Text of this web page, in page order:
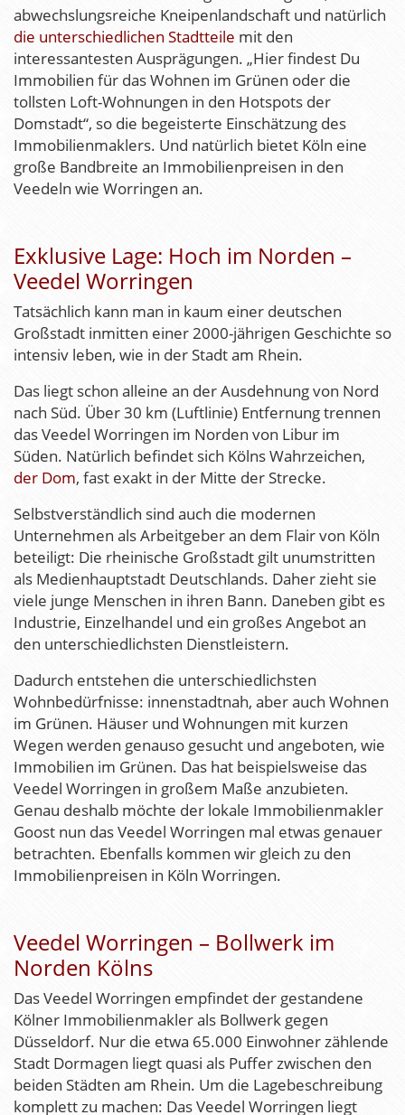
abwechslungsreiche Kneipenlandschaft und natürlich
die unterschiedlichen Stadtteile mit den
interessantesten Ausprägungen. „Hier findest Du
Immobilien für das Wohnen im Grünen oder die
tollsten Loft-Wohnungen in den Hotspots der
Domstadt“, so die begeisterte Einschätzung des
Immobilienmaklers. Und natürlich bietet Köln eine
große Bandbreite an Immobilienpreisen in den
Veedeln wie Worringen an.
Exklusive Lage: Hoch im Norden –
Veedel Worringen
Tatsächlich kann man in kaum einer deutschen
Großstadt inmitten einer 2000-jährigen Geschichte so
intensiv leben, wie in der Stadt am Rhein.
Das liegt schon alleine an der Ausdehnung von Nord
nach Süd. Über 30 km (Luftlinie) Entfernung trennen
das Veedel Worringen im Norden von Libur im
Süden. Natürlich befindet sich Kölns Wahrzeichen,
der Dom, fast exakt in der Mitte der Strecke.
Selbstverständlich sind auch die modernen
Unternehmen als Arbeitgeber an dem Flair von Köln
beteiligt: Die rheinische Großstadt gilt unumstritten
als Medienhauptstadt Deutschlands. Daher zieht sie
viele junge Menschen in ihren Bann. Daneben gibt es
Industrie, Einzelhandel und ein großes Angebot an
den unterschiedlichsten Dienstleistern.
Dadurch entstehen die unterschiedlichsten
Wohnbedürfnisse: innenstadtnah, aber auch Wohnen
im Grünen. Häuser und Wohnungen mit kurzen
Wegen werden genauso gesucht und angeboten, wie
Immobilien im Grünen. Das hat beispielsweise das
Veedel Worringen in großem Maße anzubieten.
Genau deshalb möchte der lokale Immobilienmakler
Goost nun das Veedel Worringen mal etwas genauer
betrachten. Ebenfalls kommen wir gleich zu den
Immobilienpreisen in Köln Worringen.
Veedel Worringen – Bollwerk im
Norden Kölns
Das Veedel Worringen empfindet der gestandene
Kölner Immobilienmakler als Bollwerk gegen
Düsseldorf. Nur die etwa 65.000 Einwohner zählende
Stadt Dormagen liegt quasi als Puffer zwischen den
beiden Städten am Rhein. Um die Lagebeschreibung
komplett zu machen: Das Veedel Worringen liegt